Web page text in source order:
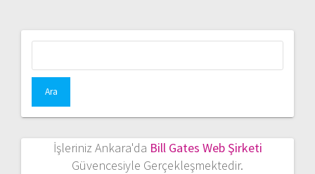
İşleriniz Ankara'da Bill Gates Web Şirketi
Güvencesiyle Gerçekleşmektedir.